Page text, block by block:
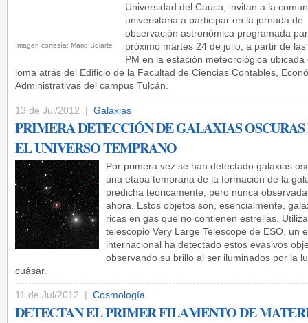
Imagen cortesía: Mario Solarte
Universidad del Cauca, invitan a la
universitaria a participar en la jornada de
observación astronómica programada
próximo martes 24 de julio, a partir de
PM en la estación meteorológica ubicada
loma atrás del Edificio de la Facultad de Ciencias Contables,
Administrativas del campus Tulcán.
13 de Jul/2012 | Galaxias
PRIMERA DETECCIÓN DE GALAXIAS OSCURAS
EL UNIVERSO TEMPRANO
Por primera vez se han detectado galaxias
una etapa temprana de la formación de la
predicha teóricamente, pero nunca
ahora. Estos objetos son, esencialmente,
ricas en gas que no contienen estrellas.
telescopio Very Large Telescope de ESO, un
internacional ha detectado estos evasivos
observando su brillo al ser iluminados por la
cuásar.
11 de Jul/2012 | Cosmología
DETECTAN EL PRIMER FILAMENTO DE